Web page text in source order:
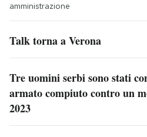
amministrazione
Talk torna a Verona
Tre uomini serbi sono stati
armato compiuto contro un
2023